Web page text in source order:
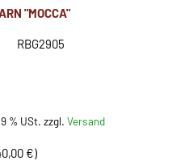
"MOCCA"
RBG2905
% USt. zzgl. Versand
€)